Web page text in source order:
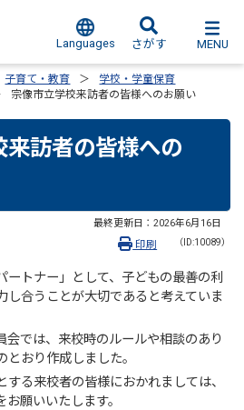
Languages さがす MENU
子育て・教育
学校・学童保育
宗像市立学校来訪者の皆様へのお願い
来訪者の皆様への
最終更新日： 2026年6月16日
（ID:10089）
印刷
トナー」として、子どもの最善の利
し合うことが大切であると考えていま
では、来校時のルールや相談のあり
おり作成しました。
る来校者の皆様におかれましては、
願いいたします。